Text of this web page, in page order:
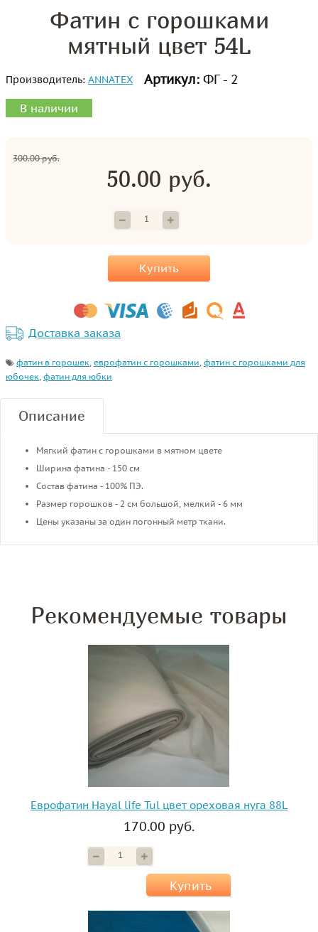
Фатин с горошками
мятный цвет 54L
Производитель: ANNATEX Артикул: ФГ - 2
В наличии
300.00 руб.
50.00 руб.
Купить
Доставка заказа
фатин в горошек, еврофатин с горошками, фатин с горошками для
юбочек, фатин для юбки
Описание
Мягкий фатин с горошками в мятном цвете
Ширина фатина - 150 см
Состав фатина - 100% ПЭ.
Размер горошков - 2 см большой, мелкий - 6 мм
Цены указаны за один погонный метр ткани.
Рекомендуемые товары
Еврофатин Hayal life Tul цвет ореховая нуга 88L
170.00 руб.
Купить